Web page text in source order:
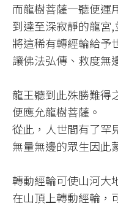
而龍樹菩薩一聽便運
到達至深寂靜的龍宮,
將這稀有轉經輪給予
讓佛法弘傳、救度無
龍王聽到此殊勝難得
便應允龍樹菩薩。​
從此，人世間有了罕
無量無邊的眾生因此
轉動經輪可使山河大
在山頂上轉動經輪，